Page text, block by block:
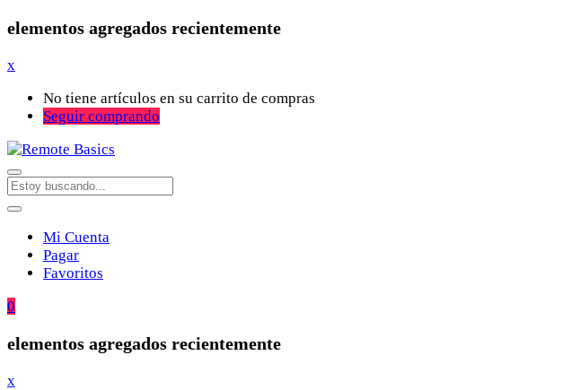
elementos agregados recientemente
x
No tiene artículos en su carrito de compras
Seguir comprando
Mi Cuenta
Pagar
Favoritos
0
elementos agregados recientemente
x